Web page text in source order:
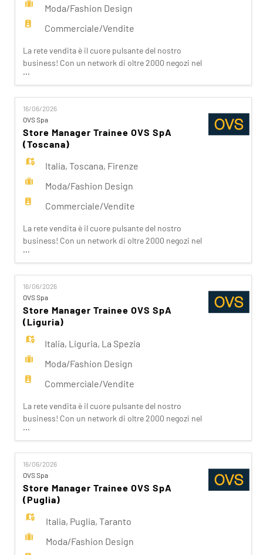
Moda/Fashion Design
Commerciale/Vendite
La rete vendita è il cuore pulsante del nostro
business! Con un network di oltre 2000 negozi nel
mondo e una presenza capillare in Italia, siamo
vicini ai nostri clienti ispirandoli nei loro acquisti.
Da noi trovano accoglienza, cortesia, passione.
Se stai cercando un'opportunità che ti apra le
porte del Fashion Retail e che sappia soddisfare
...
16/06/2026
OVS Spa
Store Manager Trainee OVS SpA
(Toscana)
Italia,Toscana, Firenze
Moda/Fashion Design
Commerciale/Vendite
La rete vendita è il cuore pulsante del nostro
business! Con un network di oltre 2000 negozi nel
mondo e una presenza capillare in Italia, siamo
vicini ai nostri clienti ispirandoli nei loro acquisti.
Da noi trovano accoglienza, cortesia, passione.
Se stai cercando un'opportunità che ti apra le
porte del Fashion Retail e che sappia soddisfare
...
16/06/2026
OVS Spa
Store Manager Trainee OVS SpA
(Liguria)
Italia, Liguria, La Spezia
Moda/Fashion Design
Commerciale/Vendite
La rete vendita è il cuore pulsante del nostro
business! Con un network di oltre 2000 negozi nel
mondo e una presenza capillare in Italia, siamo
vicini ai nostri clienti ispirandoli nei loro acquisti.
Da noi trovano accoglienza, cortesia, passione.
Se stai cercando un'opportunità che ti apra le
porte del Fashion Retail e che sappia soddisfare
...
16/06/2026
OVS Spa
Store Manager Trainee OVS SpA
(Puglia)
Italia, Puglia,Taranto
Moda/Fashion Design